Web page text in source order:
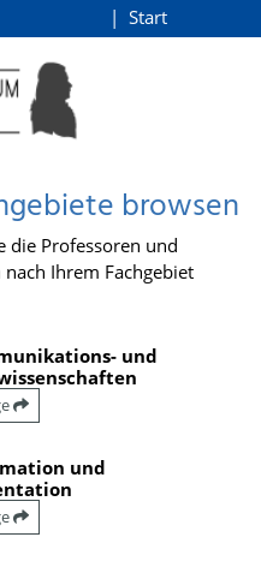
Start
browsen
die Professoren und
Ihrem Fachgebiet
und
und